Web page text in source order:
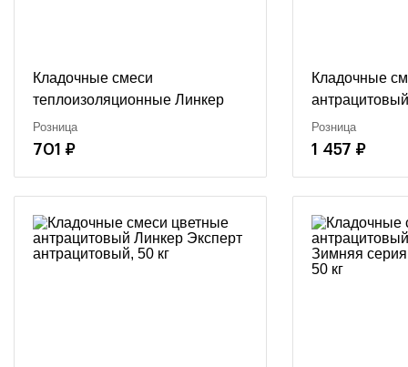
Кладочные смеси
теплоизоляционные Линкер
Термо, 20 кг
Розница
701 ₽
Кладочные
Стандарт
Розница
1 457 ₽